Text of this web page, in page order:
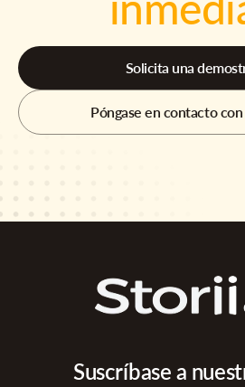
Solicita una
Póngase en contacto
Suscríbase a